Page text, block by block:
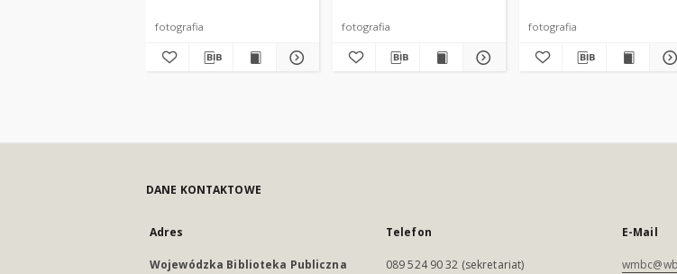
fotografia fotografia fotografia
DANE KONTAKTOWE
Adres
Wojewódzka Biblioteka Publiczna
Telefon
089 524 90 32 (sekretariat)
E-Mail